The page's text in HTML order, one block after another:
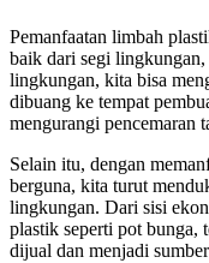
Pemanfaatan limbah
baik dari segi
lingkungan, kita bisa
dibuang ke tempat
mengurangi pencemaran
Selain itu, dengan
berguna, kita turut
lingkungan. Dari sisi
plastik seperti pot bunga,
dijual dan menjadi